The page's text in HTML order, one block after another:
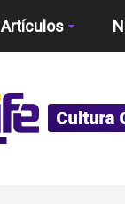
Artículos